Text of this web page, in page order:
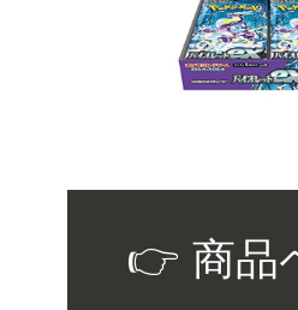
👉 商品